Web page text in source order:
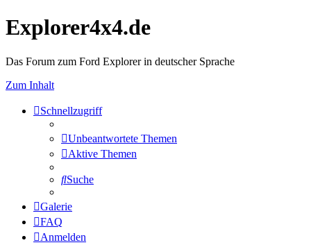
Explorer4x4.de
Das Forum zum Ford Explorer in deutscher Sprache
Zum Inhalt
Schnellzugriff
Unbeantwortete Themen
Aktive Themen
Suche
Galerie
FAQ
Anmelden